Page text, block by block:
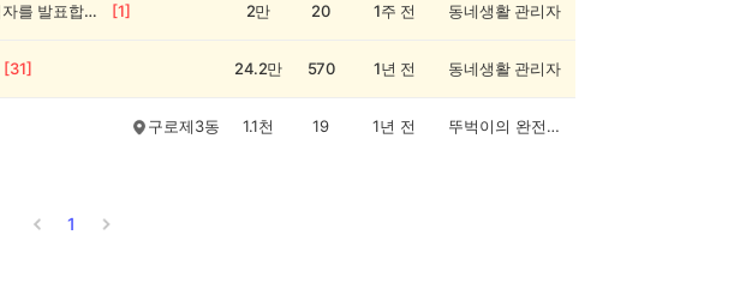
💰[당첨자 발표] 우리 동네 썰전 12회차 당첨자를 발표합니다! [1] 2만 20 1주 전 동네생활 관리자
[31] 24.2만 570 1년 전 동네생활 관리자
구로제3동 1.1천 19 1년 전 뚜벅이의 완전한행복이란
1